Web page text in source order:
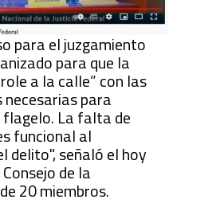
para el juzgamiento
para que la
a la calle” con las
para
La falta de
funcional al
delito", señaló el hoy
de la
20 miembros.